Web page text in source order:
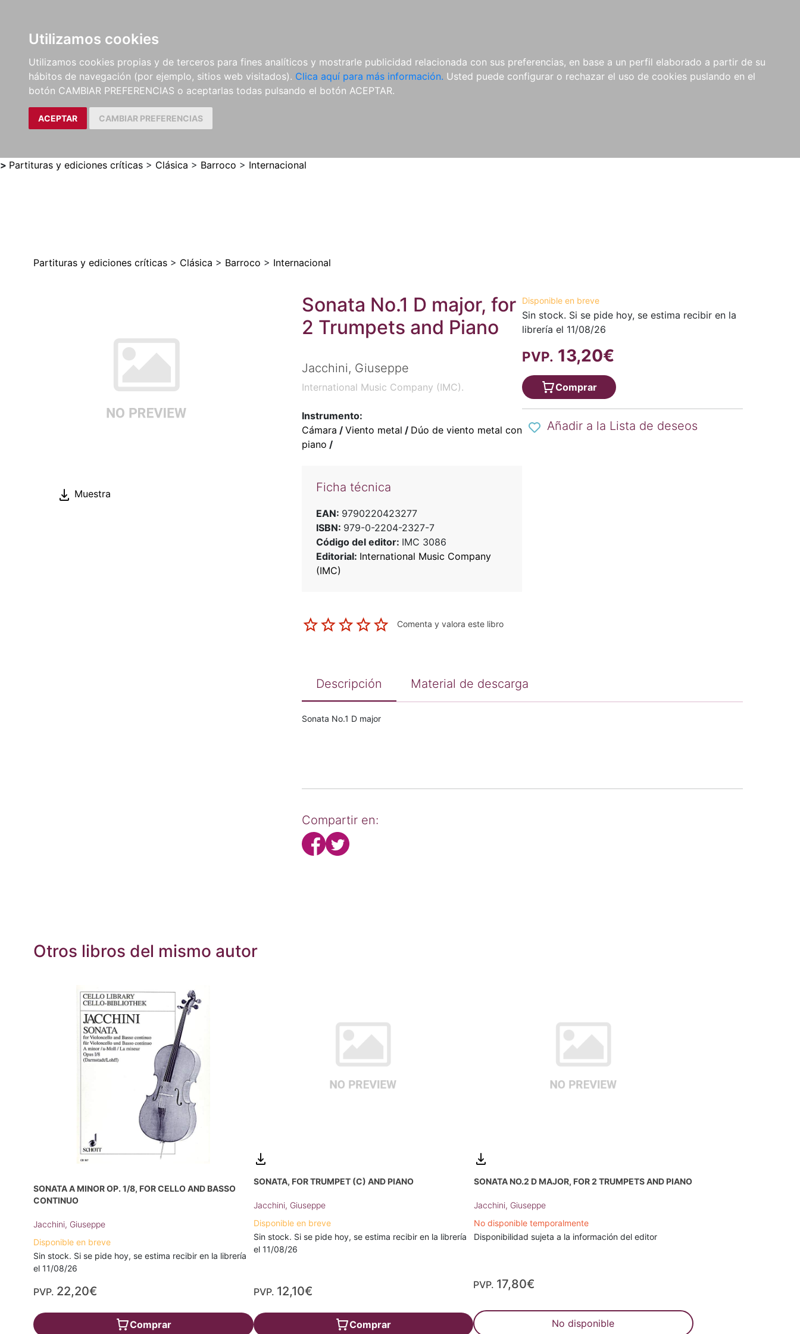
Utilizamos cookies
Utilizamos cookies propias y de terceros para fines analíticos y mostrarle publicidad relacionada con sus preferencias, en base a un perfil elaborado a partir de su
hábitos de navegación (por ejemplo, sitios web visitados). Clica aquí para más información. Usted puede configurar o rechazar el uso de cookies puslando en el
botón CAMBIAR PREFERENCIAS o aceptarlas todas pulsando el botón ACEPTAR.
ACEPTAR CAMBIAR PREFERENCIAS
LIBROS
MÉTODOS Y
EJERCICIOS
PARTITURAS Y EDICIONES
CRÍTICAS
REVISTAS
CDS Y
DVDS
MATERIAL
COMPLEMENTARIO
NOVEDADES NOTICIAS
COMPRAS
INSTITUCIONALES
> Partituras y ediciones críticas > Clásica > Barroco > Internacional
Partituras y ediciones críticas > Clásica > Barroco > Internacional
Muestra
Sonata No.1 D major, for
2 Trumpets and Piano
Jacchini, Giuseppe
International Music Company (IMC).
Instrumento:
Cámara / Viento metal / Dúo de viento metal con
piano /
Ficha técnica
EAN: 9790220423277
ISBN: 979-0-2204-2327-7
Código del editor: IMC 3086
Editorial: International Music Company
(IMC)
Comenta y valora este libro
Disponible en breve
Sin stock. Si se pide hoy, se estima recibir en la
librería el 11/08/26
PVP. 13,20€
Comprar
Añadir a la Lista de deseos
Descripción Material de descarga
Sonata No.1 D major
Compartir en:
Otros libros del mismo autor
SONATA A MINOR OP. 1/8, FOR CELLO AND BASSO
CONTINUO
Jacchini, Giuseppe
Disponible en breve
Sin stock. Si se pide hoy, se estima recibir en la librería
el 11/08/26
PVP. 22,20€
Comprar
SONATA, FOR TRUMPET (C) AND PIANO
Jacchini, Giuseppe
Disponible en breve
Sin stock. Si se pide hoy, se estima recibir en la librería
el 11/08/26
PVP. 12,10€
Comprar
SONATA NO.2 D MAJOR, FOR 2 TRUMPETS AND PIANO
Jacchini, Giuseppe
No disponible temporalmente
Disponibilidad sujeta a la información del editor
PVP. 17,80€
No disponible